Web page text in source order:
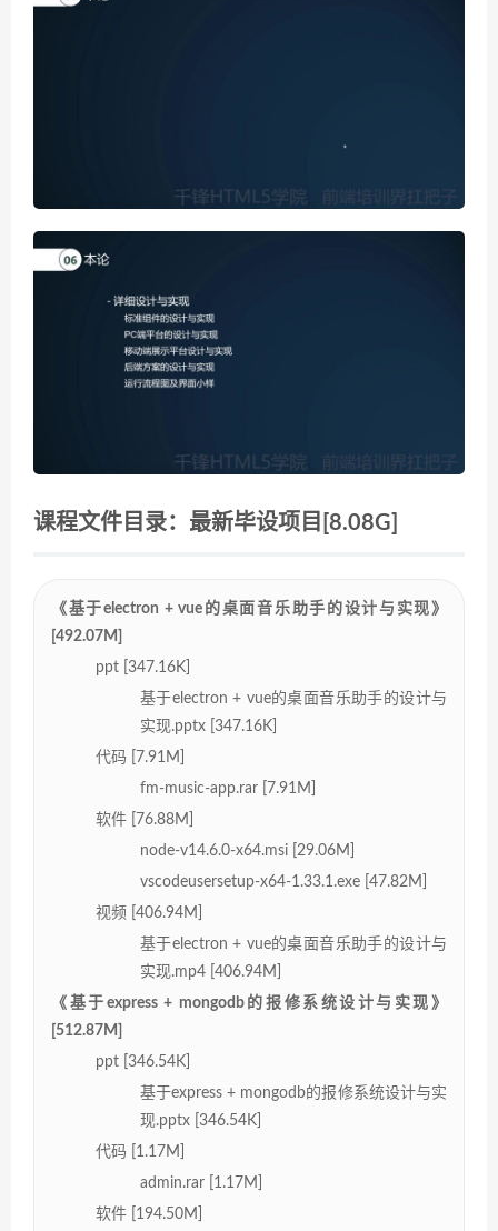
课程文件目录：最新毕设项目[8.08G]
《基于electron + vue的桌面音乐助手的设计与实现》
[492.07M]
ppt [347.16K]
基于electron + vue的桌面音乐助手的设计与
实现.pptx [347.16K]
代码 [7.91M]
fm-music-app.rar [7.91M]
软件 [76.88M]
node-v14.6.0-x64.msi [29.06M]
vscodeusersetup-x64-1.33.1.exe [47.82M]
视频 [406.94M]
基于electron + vue的桌面音乐助手的设计与
实现.mp4 [406.94M]
《基于express + mongodb的报修系统设计与实现》
[512.87M]
ppt [346.54K]
基于express + mongodb的报修系统设计与实
现.pptx [346.54K]
代码 [1.17M]
admin.rar [1.17M]
软件 [194.50M]